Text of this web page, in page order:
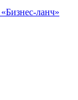
ланч»